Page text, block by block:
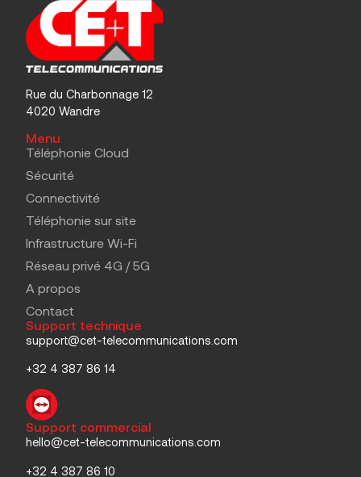
Rue du Charbonnage 12
4020 Wandre
Menu
Téléphonie Cloud
Sécurité
Connectivité
Téléphonie sur site
Infrastructure Wi-Fi
Réseau privé 4G / 5G
A propos
Contact
Support technique
support@cet-telecommunications.com
+32 4 387 86 14
Support commercial
hello@cet-telecommunications.com
+32 4 387 86 10